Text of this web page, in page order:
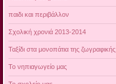
παιδι και περιβάλλον
Σχολική χρονιά 2013-2014
Ταξίδι στα μονοπάτια της ζωγραφικής
Το νηπιαγωγείο μας